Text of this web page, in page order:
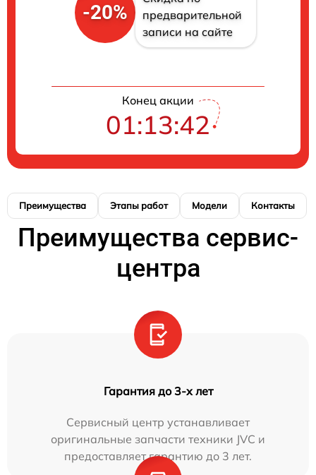
-20%
предварительной
записи на сайте
Конец акции
01:13:41
Преимущества Этапы работ Модели Контакты
Преимущества сервис-
центра
Гарантия до 3-х лет
Сервисный центр устанавливает
оригинальные запчасти техники JVC и
предоставляет гарантию до 3 лет.